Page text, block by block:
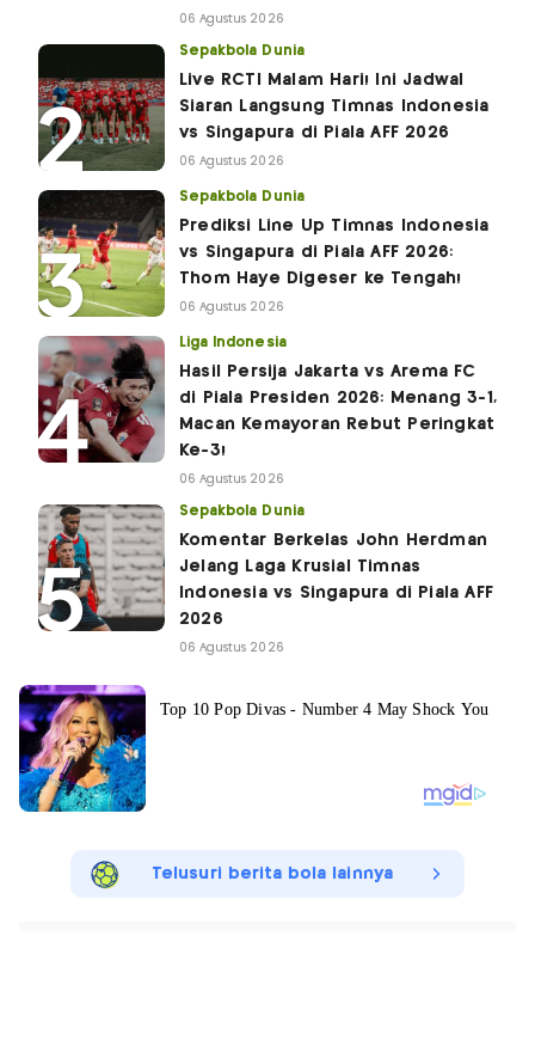
06 Agustus 2026
Sepakbola Dunia
Live RCTI Malam Hari! Ini Jadwal
Siaran Langsung Timnas Indonesia
vs Singapura di Piala AFF 2026
06 Agustus 2026
Sepakbola Dunia
Prediksi Line Up Timnas Indonesia
vs Singapura di Piala AFF 2026:
Thom Haye Digeser ke Tengah!
06 Agustus 2026
Liga Indonesia
Hasil Persija Jakarta vs Arema FC
di Piala Presiden 2026: Menang 3-1,
Macan Kemayoran Rebut Peringkat
Ke-3!
06 Agustus 2026
Sepakbola Dunia
Komentar Berkelas John Herdman
Jelang Laga Krusial Timnas
Indonesia vs Singapura di Piala AFF
2026
06 Agustus 2026
Telusuri berita bola lainnya